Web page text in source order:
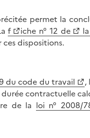
permet la
f iche n° 12 de la
dispositions.
du code du travail
,
contractuelle
de la loi n° 2008/